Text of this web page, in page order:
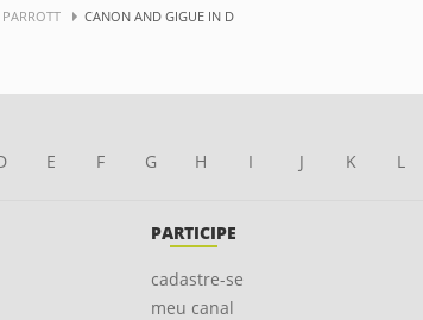
CANON AND GIGUE IN D
E F G H I J K L
PARTICIPE
cadastre-se
meu canal